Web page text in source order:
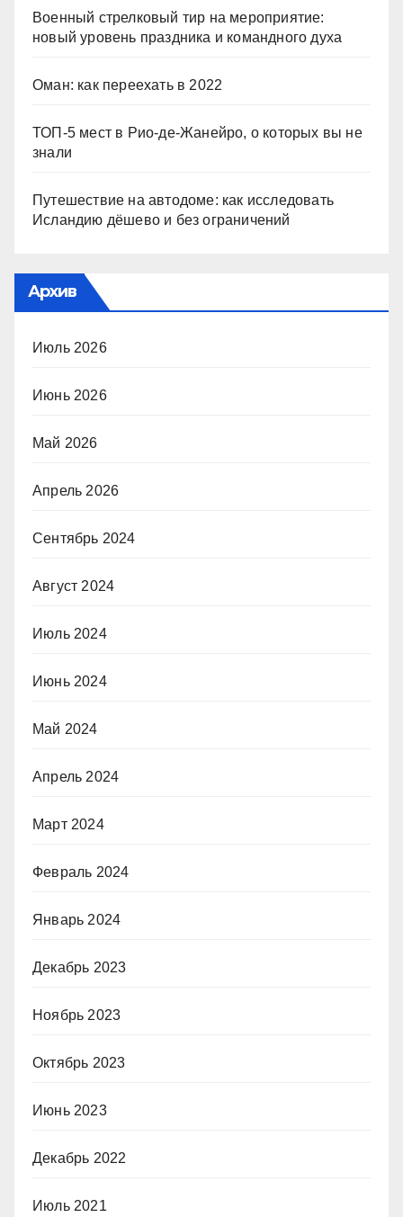
Военный стрелковый тир на мероприятие:
новый уровень праздника и командного духа
Оман: как переехать в 2022
ТОП-5 мест в Рио-де-Жанейро, о которых вы не
знали
Путешествие на автодоме: как исследовать
Исландию дёшево и без ограничений
Архив
Июль 2026
Июнь 2026
Май 2026
Апрель 2026
Сентябрь 2024
Август 2024
Июль 2024
Июнь 2024
Май 2024
Апрель 2024
Март 2024
Февраль 2024
Январь 2024
Декабрь 2023
Ноябрь 2023
Октябрь 2023
Июнь 2023
Декабрь 2022
Июль 2021